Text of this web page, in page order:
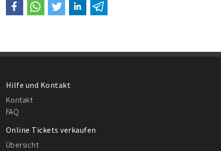
Hilfe und Kontakt
Kontakt
FAQ
Online Tickets verkaufen
Übersicht